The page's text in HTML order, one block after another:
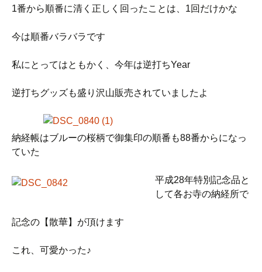
1番から順番に清く正しく回ったことは、1回だけかな
今は順番バラバラです
私にとってはともかく、今年は逆打ちYear
逆打ちグッズも盛り沢山販売されていましたよ
納経帳はブルーの桜柄で御集印の順番も88番からになっ
ていた
平成28年特別記念品と
して各お寺の納経所で
記念の【散華】が頂けます
これ、可愛かった♪